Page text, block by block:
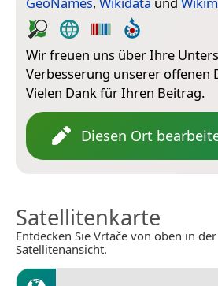
Wir freuen uns über Ihre
Verbesserung unserer offenen
Vielen Dank für Ihren Beitrag.
Diesen Ort
Satellitenkarte
Entdecken Sie Vrtače von oben in
Satellitenansicht.